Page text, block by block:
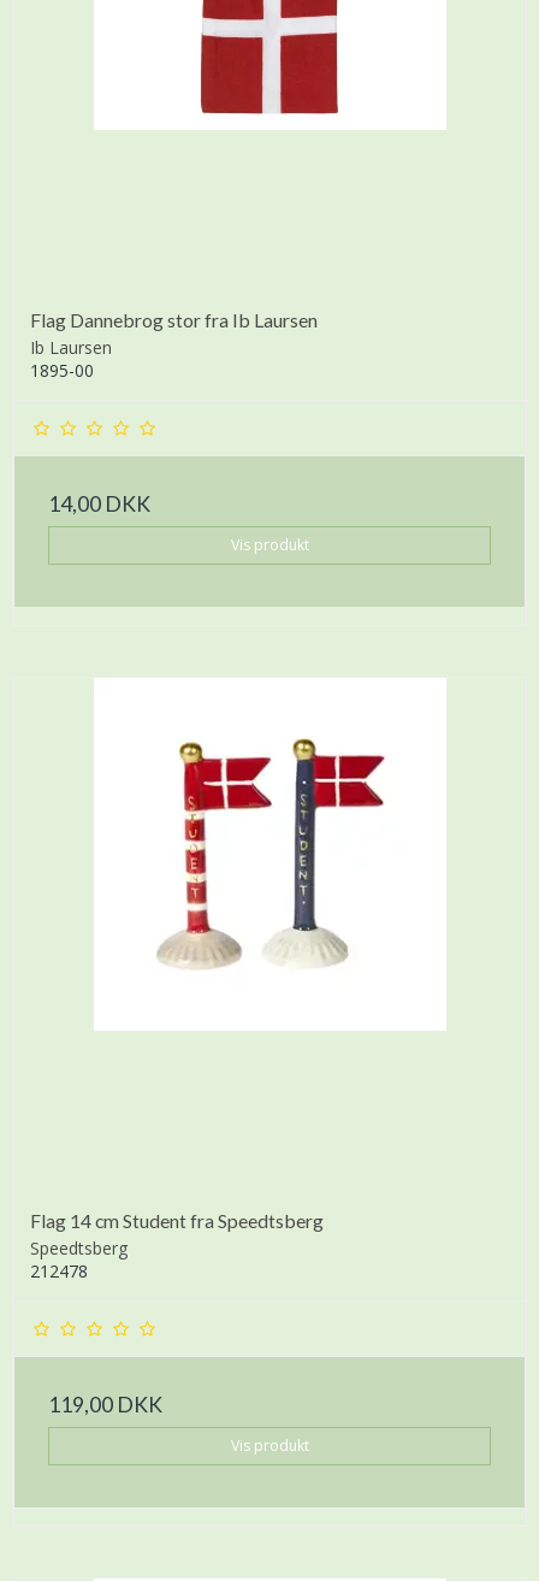
Flag Dannebrog stor fra Ib Laursen
Ib Laursen
1895-00
14,00 DKK
Vis produkt
Flag 14 cm Student fra Speedtsberg
Speedtsberg
212478
119,00 DKK
Vis produkt